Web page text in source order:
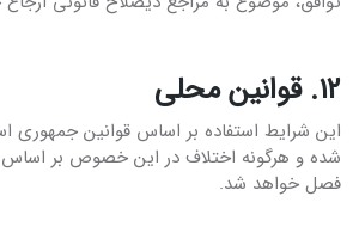
۱۲. قوانین محلی
این شرایط استفاده بر اساس قوانین جمهوری
شده و هرگونه اختلاف در این خصوص بر
فصل خواهد شد.